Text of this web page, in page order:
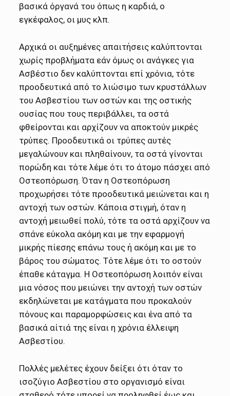
βασικά όργανά του όπως η καρδιά, ο
εγκέφαλος, οι μυς κλπ.
Αρχικά οι αυξημένες απαιτήσεις καλύπτονται
χωρίς προβλήματα εάν όμως οι ανάγκες για
Ασβέστιο δεν καλύπτονται επί χρόνια, τότε
προοδευτικά από το λιώσιμο των κρυστάλλων
του Ασβεστίου των οστών και της οστικής
ουσίας που τους περιβάλλει, τα οστά
φθείρονται και αρχίζουν να αποκτούν μικρές
τρύπες. Προοδευτικά οι τρύπες αυτές
μεγαλώνουν και πληθαίνουν, τα οστά γίνονται
πορώδη και τότε λέμε ότι το άτομο πάσχει από
Οστεοπόρωση. Όταν η Οστεοπόρωση
προχωρήσει τότε προοδευτικά μειώνεται και η
αντοχή των οστών. Κάποια στιγμή, όταν η
αντοχή μειωθεί πολύ, τότε τα οστά αρχίζουν να
σπάνε εύκολα ακόμη και με την εφαρμογή
μικρής πίεσης επάνω τους ή ακόμη και με το
βάρος του σώματος. Τότε λέμε ότι το οστούν
έπαθε κάταγμα. Η Οστεοπόρωση λοιπόν είναι
μια νόσος που μειώνει την αντοχή των οστών
εκδηλώνεται με κατάγματα που προκαλούν
πόνους και παραμορφώσεις και ένα από τα
βασικά αίτιά της είναι η χρόνια έλλειψη
Ασβεστίου.
Πολλές μελέτες έχουν δείξει ότι όταν το
ισοζύγιο Ασβεστίου στο οργανισμό είναι